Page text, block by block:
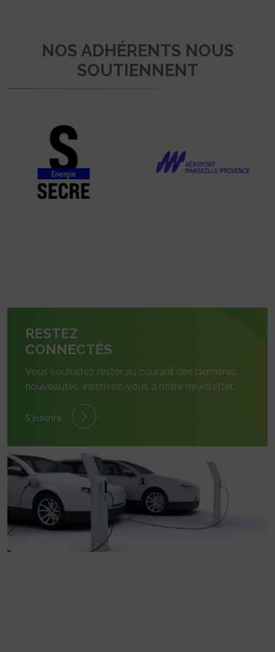
NOS ADHÉRENTS NOUS
SOUTIENNENT
RESTEZ
CONNECTÉS
Vous souhaitez rester au courant des dernières
nouveautés, inscrivez-vous à notre newsletter.
S'inscrire